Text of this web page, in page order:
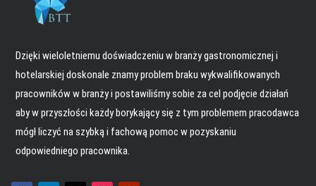
Dzięki wieloletniemu doświadczeniu w branży gastronomicznej i
hotelarskiej doskonale znamy problem braku wykwalifikowanych
pracowników w branży i postawiliśmy sobie za cel podjęcie działań
aby w przyszłości każdy borykający się z tym problemem pracodawca
mógł liczyć na szybką i fachową pomoc w pozyskaniu
odpowiedniego pracownika.